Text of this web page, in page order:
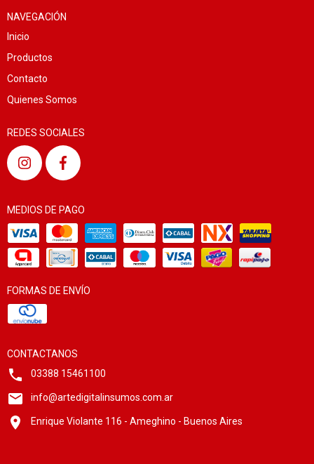
NAVEGACIÓN
Inicio
Productos
Contacto
Quienes Somos
REDES SOCIALES
MEDIOS DE PAGO
FORMAS DE ENVÍO
CONTACTANOS
03388 15461100
info@artedigitalinsumos.com.ar
Enrique Violante 116 - Ameghino - Buenos Aires